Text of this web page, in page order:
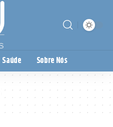
Saúde Sobre Nós